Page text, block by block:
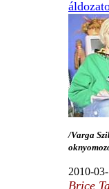
/Varga
2010-
Brice